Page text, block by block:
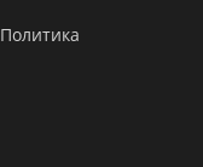
Политика